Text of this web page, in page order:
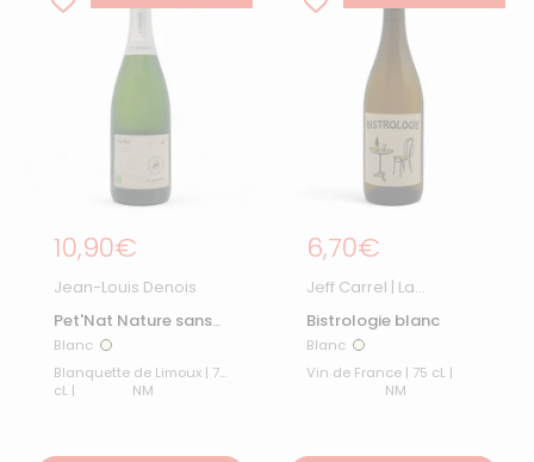
Prix régulier
10,90€
Jean-Louis Denois
Pet'Nat Nature sans
SO2 ajouté
Blanc Blanc
Blanquette de Limoux | 75
cL |
NM
Prix régulier
6,70€
Jeff Carrel | La
Bistrologie blanc
Blanc Blanc
Vin de France | 75 cL |
NM